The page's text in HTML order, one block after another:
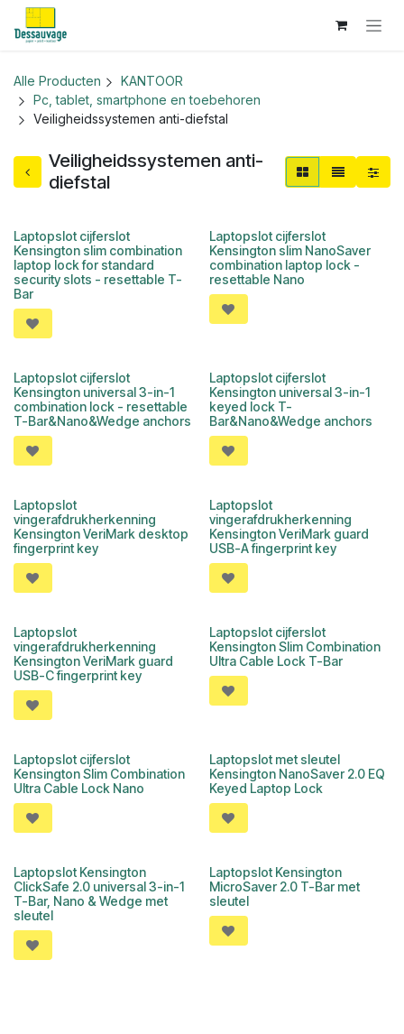
Overslaan naar inhoud
Alle Producten
KANTOOR
Pc, tablet, smartphone en toebehoren
Veiligheidssystemen anti-diefstal
Veiligheidssystemen anti-
diefstal
Laptopslot cijferslot
Kensington slim combination
laptop lock for standard
security slots - resettable T-
Bar
Laptopslot cijferslot
Kensington slim NanoSaver
combination laptop lock -
resettable Nano
Laptopslot cijferslot
Kensington universal 3-in-1
combination lock - resettable
T-Bar&Nano&Wedge anchors
Laptopslot cijferslot
Kensington universal 3-in-1
keyed lock T-
Bar&Nano&Wedge anchors
Laptopslot
vingerafdrukherkenning
Kensington VeriMark desktop
fingerprint key
Laptopslot
vingerafdrukherkenning
Kensington VeriMark guard
USB-A fingerprint key
Laptopslot
vingerafdrukherkenning
Kensington VeriMark guard
USB-C fingerprint key
Laptopslot cijferslot
Kensington Slim Combination
Ultra Cable Lock T-Bar
Laptopslot cijferslot
Kensington Slim Combination
Ultra Cable Lock Nano
Laptopslot met sleutel
Kensington NanoSaver 2.0 EQ
Keyed Laptop Lock
Laptopslot Kensington
ClickSafe 2.0 universal 3-in-1
T-Bar, Nano & Wedge met
sleutel
Laptopslot Kensington
MicroSaver 2.0 T-Bar met
sleutel